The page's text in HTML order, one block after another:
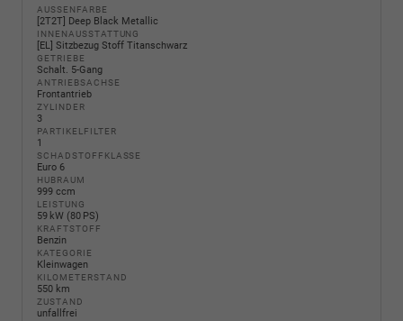
AUSSENFARBE
[2T2T] Deep Black Metallic
INNENAUSSTATTUNG
[EL] Sitzbezug Stoff Titanschwarz
GETRIEBE
Schalt. 5-Gang
ANTRIEBSACHSE
Frontantrieb
ZYLINDER
3
PARTIKELFILTER
1
SCHADSTOFFKLASSE
Euro 6
HUBRAUM
999 ccm
LEISTUNG
59 kW (80 PS)
KRAFTSTOFF
Benzin
KATEGORIE
Kleinwagen
KILOMETERSTAND
550 km
ZUSTAND
unfallfrei